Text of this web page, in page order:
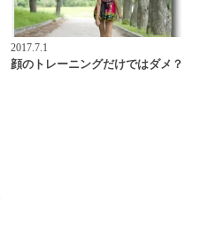
2017.7.1
顔のトレーニングだけではダメ？